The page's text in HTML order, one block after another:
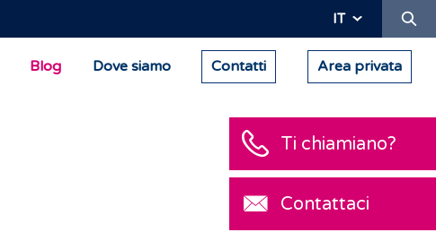
IT
Blog Dove siamo Contatti Area privata
Ti chiamiano?
Contattaci